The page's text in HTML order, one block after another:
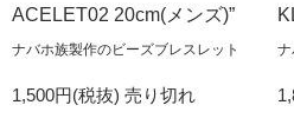
ACELET02 20cm(メンズ)”
ナバホ族製作のビーズブレスレット
1,500円(税抜) 売り切れ
ナ